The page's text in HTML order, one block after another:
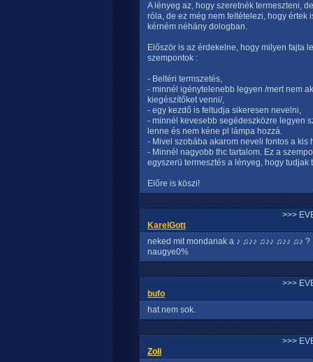
A lényeg az, hogy szeretnék termeszteni,
róla, de ez még nem feltételezi, hogy értek
kérném néhány dologban.
Először is az érdekelne, hogy milyen fajta
szempontok :
- Beltéri termszetés,
- minnél igénytelenebb legyen /mert nem
kiegészítőket venni/,
- egy kezdő is feltudja sikeresen nevelni,
- minnél kevesebb segédeszközre legyen
lenne és nem kéne pl lámpa hozzá.
- Mivel szobába akarom neveli fontos a kis
- Minnél nagyobb thc tartalom. Ez a
egyszerü termesztés a lényeg, hogy tudjak
Előre is köszi!
>>>
KarelGott
neked mit mondanak a ♪ ♫♪♪ ♫♪♪ ♫♪♪ ♫♪ ?
naugye0%
>>>
bufo
hat nem sok.
>>>
Zoli